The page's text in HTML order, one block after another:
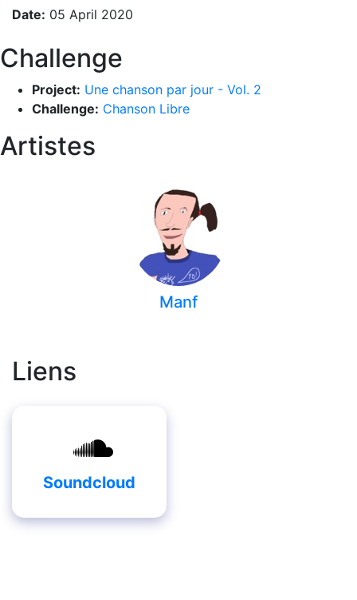
Date: 05 April 2020
Challenge
Project: Une chanson par jour - Vol. 2
Challenge: Chanson Libre
Artistes
Manf
Liens
Soundcloud